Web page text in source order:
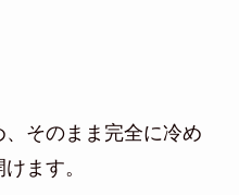
そのまま完全に冷め
ます。